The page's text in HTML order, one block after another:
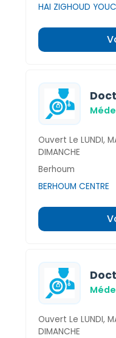
HAI ZIGHOUD
Ouvert Le LUNDI,
DIMANCHE
Berhoum
BERHOUM CENTRE
Ouvert Le LUNDI,
DIMANCHE